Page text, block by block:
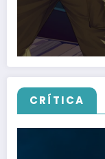
CRÍTICA